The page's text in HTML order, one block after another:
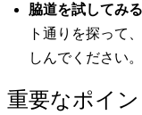
脇道を試してみる
ト通りを探って
しんでください。
重要なポイン